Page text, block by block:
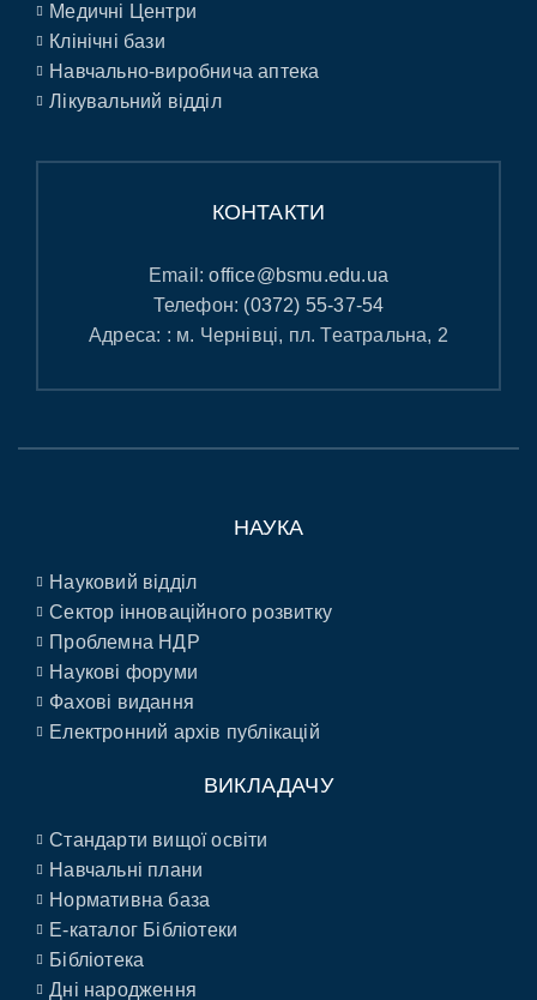
Медичні Центри
Клінічні бази
Навчально-виробнича аптека
Лікувальний відділ
КОНТАКТИ
Email:office@bsmu.edu.ua
Телефон: (0372) 55-37-54
Адреса: : м. Чернівці, пл. Театральна, 2
НАУКА
Науковий відділ
Сектор інноваційного розвитку
Проблемна НДР
Наукові форуми
Фахові видання
Електронний архів публікацій
ВИКЛАДАЧУ
Стандарти вищої освіти
Навчальні плани
Нормативна база
E-каталог Бібліотеки
Бібліотека
Дні народження